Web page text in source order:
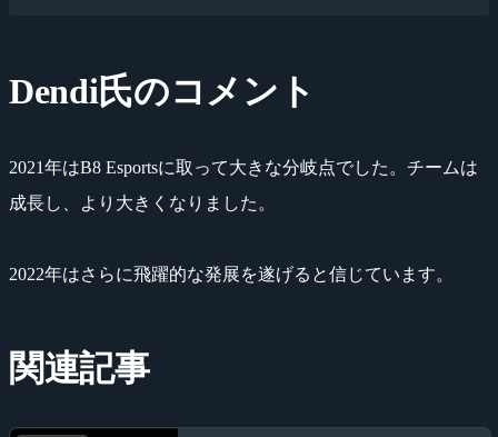
Dendi氏のコメント
2021年はB8 Esportsに取って大きな分岐点でした。チームは
成長し、より大きくなりました。
2022年はさらに飛躍的な発展を遂げると信じています。
関連記事